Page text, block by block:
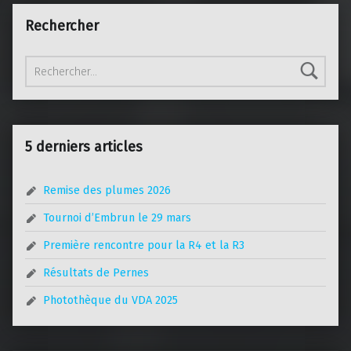
Rechercher
Rechercher :
5 derniers articles
Remise des plumes 2026
Tournoi d’Embrun le 29 mars
Première rencontre pour la R4 et la R3
Résultats de Pernes
Photothèque du VDA 2025